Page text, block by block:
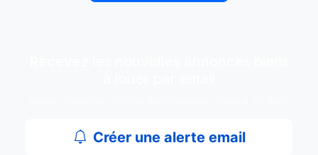
Créer une alerte email